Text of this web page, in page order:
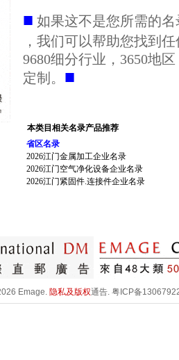
■ 如果这不是您所需的
，我们可以帮助您找到
9680细分行业，3650地
定制。 ■
本类目相关名录产品推荐
省区名录
2026江门金属加工企业名录
2026江门空气净化设备企业名录
2026江门紧固件.连接件企业名录
Emage. 隐私及版权通告. 粤ICP备